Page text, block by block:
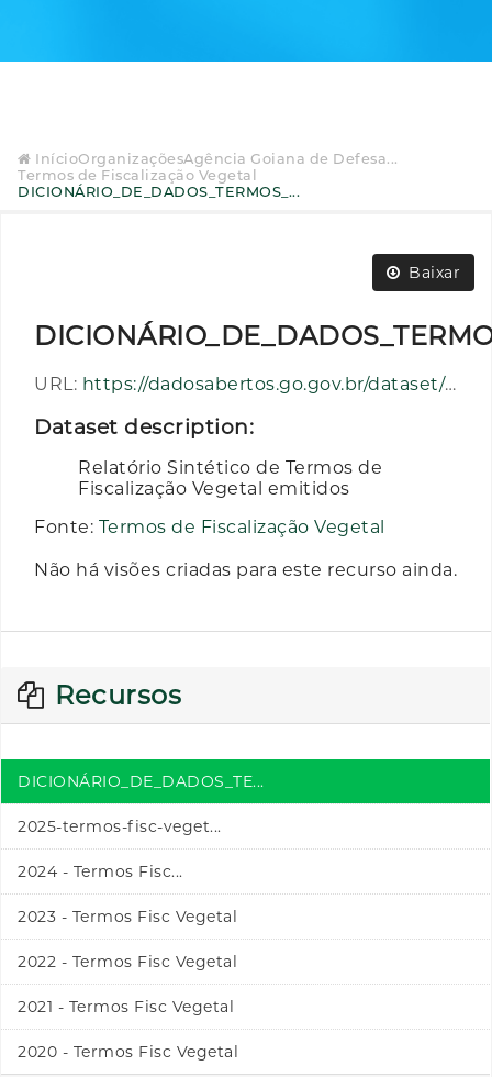
InícioOrganizaçõesAgência Goiana de Defesa...
Termos de Fiscalização Vegetal
DICIONÁRIO_DE_DADOS_TERMOS_...
Baixar
URL: https://dadosabertos.go.gov.br/dataset/83b386d4-627b-414d-84fd-0dcf50f3d575/resource/84a7a55f-9036-49c2-beaf-34b4ff3c9bd7/download/dicionario_de_dados_termos_de_fiscalizacao_vegetal.pdf
Dataset description:
Relatório Sintético de Termos de
Fiscalização Vegetal emitidos
Fonte: Termos de Fiscalização Vegetal
Não há visões criadas para este recurso ainda.
Recursos
DICIONÁRIO_DE_DADOS_TE...
2025-termos-fisc-veget...
2024 - Termos Fisc...
2023 - Termos Fisc Vegetal
2022 - Termos Fisc Vegetal
2021 - Termos Fisc Vegetal
2020 - Termos Fisc Vegetal